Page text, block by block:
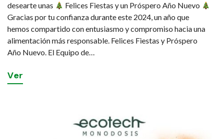
desearte unas
Felices Fiestas y un Próspero Año Nuevo
Gracias por tu confianza durante este 2024, un año que
hemos compartido con entusiasmo y compromiso hacia una
alimentación más responsable. Felices Fiestas y Próspero
Año Nuevo. El Equipo de…
Ver